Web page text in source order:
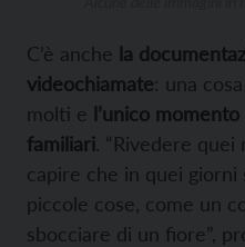
C’è anche la
videochiamate: una
molti e l’unico
familiari. “Rivedere
capire che in quei giorni
piccole cose, come un
sbocciare di un fiore”,